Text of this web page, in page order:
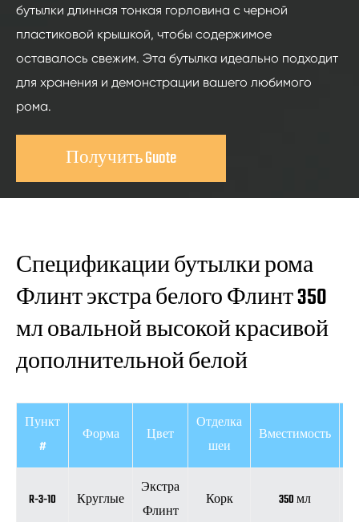
бутылки длинная тонкая горловина с черной
пластиковой крышкой, чтобы содержимое
оставалось свежим. Эта бутылка идеально подходит
для хранения и демонстрации вашего любимого
рома.
Получить Guote
Спецификации бутылки рома
Флинт экстра белого Флинт 350
мл овальной высокой красивой
дополнительной белой
Пункт
#
Форма Цвет
Отделка
шеи
Вместимость
R-3-10 Круглые
Экстра
Флинт
Корк 350 мл